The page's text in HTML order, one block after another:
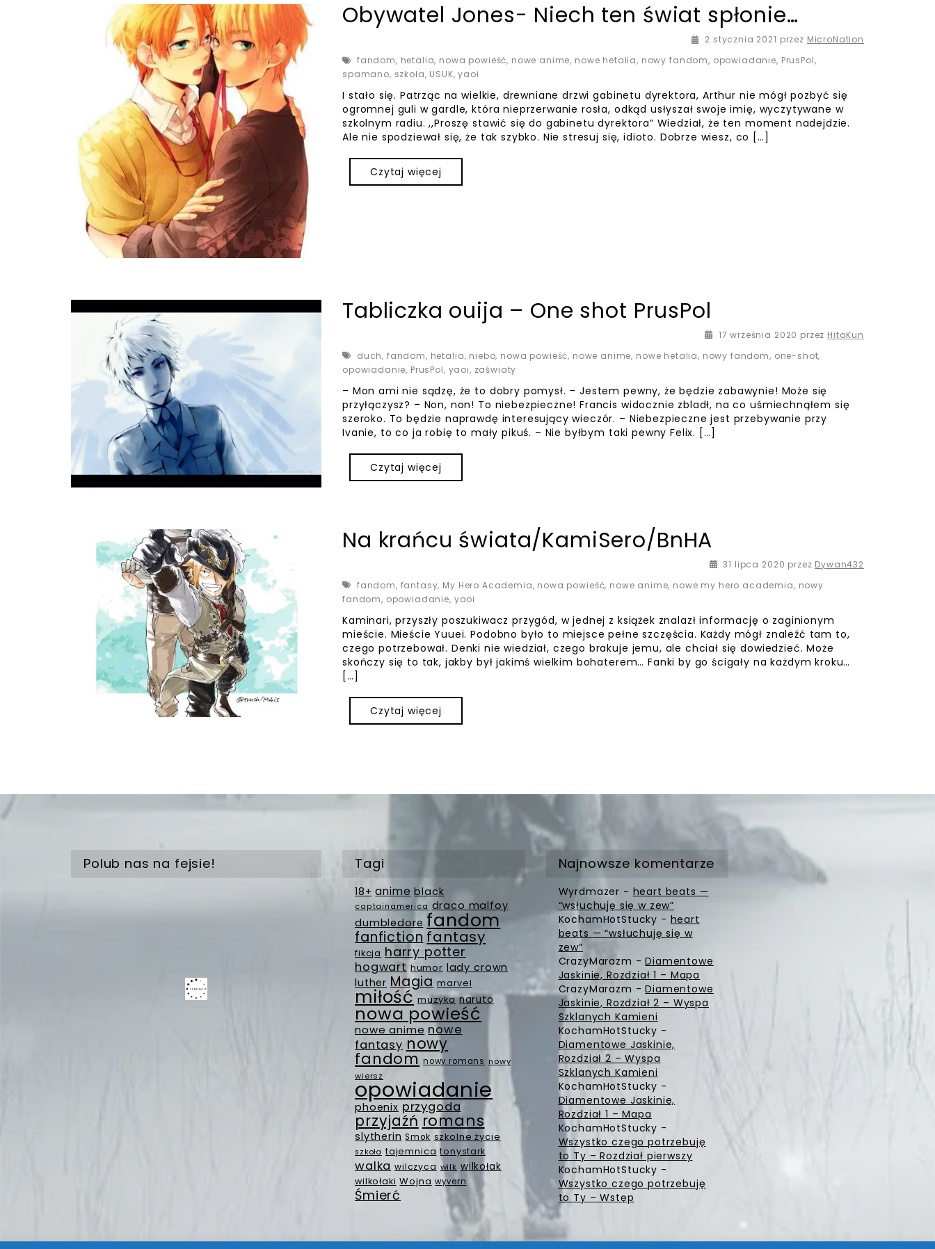
Obywatel Jones- Niech ten świat spłonie…
2 stycznia 2021 przez MicroNation
fandom, hetalia, nowa powieść, nowe anime, nowe hetalia, nowy fandom, opowiadanie, PrusPol,
spamano, szkoła, USUK,yaoi
I stało się. Patrząc na wielkie, drewniane drzwi gabinetu dyrektora, Arthur nie mógł pozbyć się
ogromnej guli w gardle, która nieprzerwanie rosła, odkąd usłyszał swoje imię, wyczytywane w
szkolnym radiu. ,,Proszę stawić się do gabinetu dyrektora” Wiedział, że ten moment nadejdzie.
Ale nie spodziewał się, że tak szybko. Nie stresuj się, idioto. Dobrze wiesz, co […]
Czytaj więcej
Tabliczka ouija – One shot PrusPol
17 września 2020 przez HitaKun
duch, fandom, hetalia, niebo, nowa powieść, nowe anime, nowe hetalia, nowy fandom, one-shot,
opowiadanie, PrusPol, yaoi, zaświaty
– Mon ami nie sądzę, że to dobry pomysł. – Jestem pewny, że będzie zabawynie! Może się
przyłączysz? – Non, non! To niebezpieczne! Francis widocznie zbladł, na co uśmiechnąłem się
szeroko. To będzie naprawdę interesujący wieczór. – Niebezpieczne jest przebywanie przy
Ivanie, to co ja robię to mały pikuś. – Nie byłbym taki pewny Felix. […]
Czytaj więcej
Na krańcu świata/KamiSero/BnHA
31 lipca 2020 przez Dywan432
fandom, fantasy, My Hero Academia, nowa powieść, nowe anime, nowe my hero academia, nowy
fandom, opowiadanie, yaoi
Kaminari, przyszły poszukiwacz przygód, w jednej z książek znalazł informację o zaginionym
mieście. Mieście Yuuei. Podobno było to miejsce pełne szczęścia. Każdy mógł znaleźć tam to,
czego potrzebował. Denki nie wiedział, czego brakuje jemu, ale chciał się dowiedzieć. Może
skończy się to tak, jakby był jakimś wielkim bohaterem… Fanki by go ścigały na każdym kroku…
[…]
Czytaj więcej
Polub nas na fejsie! Tagi
18+ anime black
captainamerica draco malfoy
dumbledore fandom
fanfiction fantasy
fikcja harry potter
hogwart humor lady crown
luther Magia marvel
miłość muzyka naruto
nowa powieść
nowe anime nowe
fantasy nowy
fandom nowy romans nowy
wiersz
opowiadanie
phoenix przygoda
przyjaźń romans
slytherin Smok szkolne życie
szkoła tajemnica tonystark
walka wilczyca wilk wilkołak
wilkołaki Wojna wyvern
Śmierć
Najnowsze komentarze
Wyrdmazer - heart beats —
“wsłuchuję się w zew”
KochamHotStucky - heart
beats — “wsłuchuję się w
zew”
CrazyMarazm -Diamentowe
Jaskinie, Rozdział 1 – Mapa
CrazyMarazm -Diamentowe
Jaskinie, Rozdział 2 – Wyspa
Szklanych Kamieni
KochamHotStucky -
Diamentowe Jaskinie,
Rozdział 2 – Wyspa
Szklanych Kamieni
KochamHotStucky -
Diamentowe Jaskinie,
Rozdział 1 – Mapa
KochamHotStucky -
Wszystko czego potrzebuję
to Ty – Rozdział pierwszy
KochamHotStucky -
Wszystko czego potrzebuję
to Ty – Wstęp